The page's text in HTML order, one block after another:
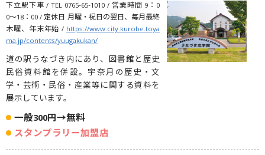
下立駅下車 / TEL 0765-65-1010 / 営業時間 9：0
0〜18：00 / 定休日 月曜・祝日の翌日、毎月最終
木曜、年末年始 /https://www.city.kurobe.toya
ma.jp/contents/yuugakukan/
道の駅うなづき内にあり、図書館と歴史
民俗資料館を併設。宇奈月の歴史・文
学・芸術・民俗・産業等に関する資料を
展示しています。
一般300円→無料
スタンプラリー加盟店